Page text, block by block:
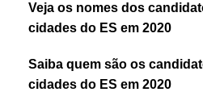
Veja os nomes dos
cidades do ES em 2020
Saiba quem são os
cidades do ES em 2020